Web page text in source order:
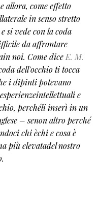
allora, come effetto
in senso stretto
e si vede con la coda
da affrontare
noi. Come dice E. M.
dell'occhio ti tocca
i dipinti potevano
e
perchéli inserì in un
– senon altro perché
chi èchi e cosa è
più elevatadel nostro